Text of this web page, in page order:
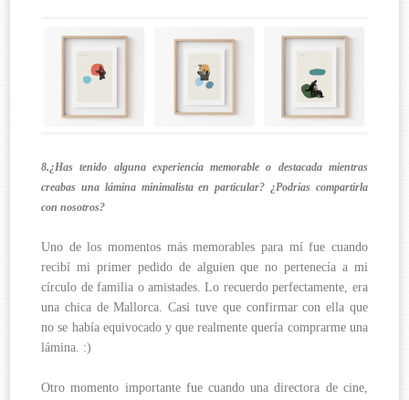
8.¿Has tenido alguna experiencia memorable o destacada mientras
creabas una lámina minimalista en particular? ¿Podrías compartirla
con nosotros?
Uno de los momentos más memorables para mí fue cuando
recibí mi primer pedido de alguien que no pertenecía a mi
círculo de familia o amistades. Lo recuerdo perfectamente, era
una chica de Mallorca. Casi tuve que confirmar con ella que
no se había equivocado y que realmente quería comprarme una
lámina. :)
Otro momento importante fue cuando una directora de cine,